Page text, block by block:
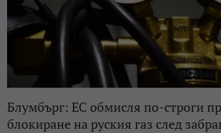
Блумбърг: ЕС обмисля по-строги
блокиране на руския газ след